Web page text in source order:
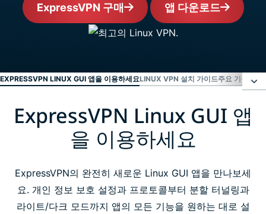
ExpressVPN 구매 앱 다운로드
EXPRESSVPN LINUX GUI 앱을 이용하세요LINUX VPN 설치 가이드주요 기능:
ExpressVPN Linux GUI 앱을 이용하세요
Linux VPN 설치 가이드
주요 기능: ExpressVPN Linux GUI 앱
ExpressVPN Linux GUI 앱
을 이용하세요
ExpressVPN의 완전히 새로운 Linux GUI 앱을 만나보세
요. 개인 정보 보호 설정과 프로토콜부터 분할 터널링과
라이트/다크 모드까지 앱의 모든 기능을 원하는 대로 설